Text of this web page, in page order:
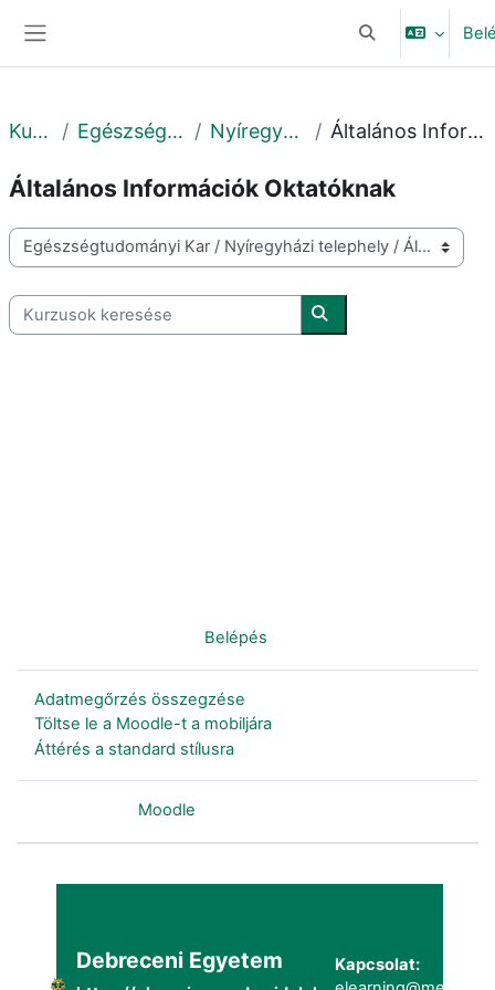
Keresési
Kurzusok Egészségtudományi Kar Nyíregyházi telephely Általános Információk Oktatóknak
Általános Információk Oktatóknak
Kurzuskategóriák
Kurzusok keresése
Kurzusok keresése
Belépés
Adatmegőrzés összegzése
Töltse le a Moodle-t a mobiljára
Áttérés a standard stílusra
Moodle
Debreceni Egyetem
Kapcsolat: